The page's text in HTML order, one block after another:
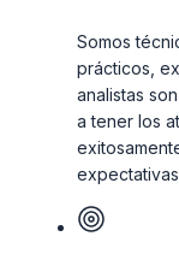
Somos
prácticos,
analistas
a tener los